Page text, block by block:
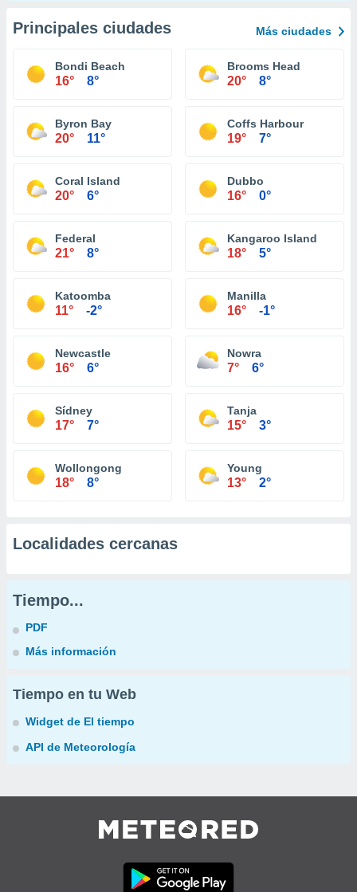
Principales ciudades Más ciudades
Bondi Beach
16° 8°
Brooms Head
20° 8°
Byron Bay
20° 11°
Coffs Harbour
19° 7°
Coral Island
20° 6°
Dubbo
16° 0°
Federal
21° 8°
Kangaroo Island
18° 5°
Katoomba
11° -2°
Manilla
16° -1°
Newcastle
16° 6°
Nowra
7° 6°
Sídney
17° 7°
Tanja
15° 3°
Wollongong
18° 8°
Young
13° 2°
Localidades cercanas
Tiempo...
PDF
Más información
Tiempo en tu Web
Widget de El tiempo
API de Meteorología